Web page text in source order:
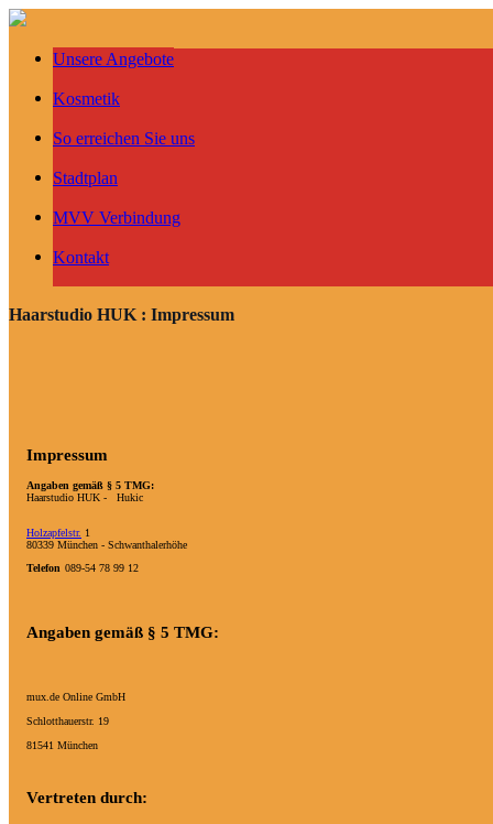
Unsere Angebote
Kosmetik
So erreichen Sie uns
Stadtplan
MVV Verbindung
Kontakt
Haarstudio HUK : Impressum
Impressum
Angaben gemäß § 5 TMG:
Haarstudio HUK - Hukic
Holzapfelstr. 1
80339 München - Schwanthalerhöhe
Telefon 089-54 78 99 12
Angaben gemäß § 5 TMG:
mux.de Online GmbH
Schlotthauerstr. 19
81541 München
Vertreten durch: